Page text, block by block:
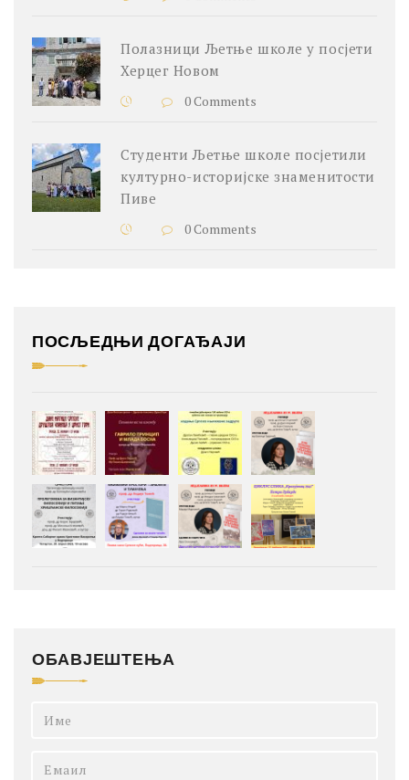
Полазници Љетње школе у посјети
Херцег Новом
0 Comments
Студенти Љетње школе посјетили
културно-историјске знаменитости
Пиве
0 Comments
ПОСЉЕДЊИ ДОГАЂАЈИ
ОБАВЈЕШТЕЊА